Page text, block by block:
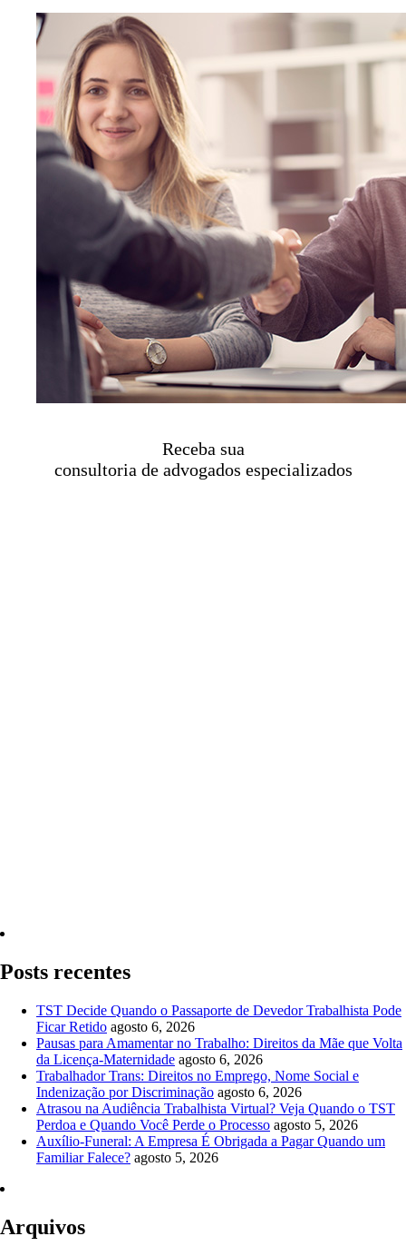
Receba sua
consultoria de advogados especializados
Posts recentes
TST Decide Quando o Passaporte de Devedor Trabalhista Pode
Ficar Retido agosto 6, 2026
Pausas para Amamentar no Trabalho: Direitos da Mãe que Volta
da Licença-Maternidade agosto 6, 2026
Trabalhador Trans: Direitos no Emprego, Nome Social e
Indenização por Discriminação agosto 6, 2026
Atrasou na Audiência Trabalhista Virtual? Veja Quando o TST
Perdoa e Quando Você Perde o Processo agosto 5, 2026
Auxílio-Funeral: A Empresa É Obrigada a Pagar Quando um
Familiar Falece? agosto 5, 2026
Arquivos